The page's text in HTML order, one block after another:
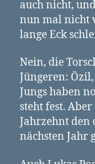
auch nicht,
nun mal nicht
lange Eck
Nein, die
Jüngeren:
Jungs haben
steht fest.
Jahrzehnt den
nächsten Jahr